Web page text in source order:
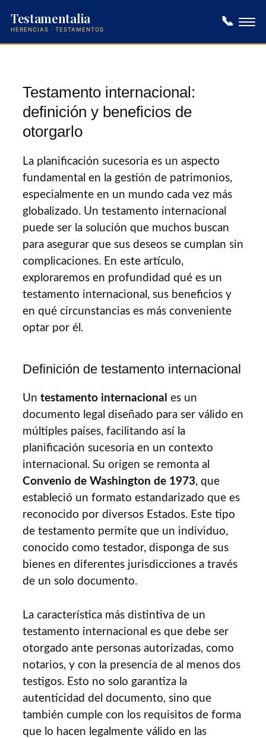
Testamentalia
HERENCIAS · TESTAMENTOS
📞
contenido
Testamento internacional:
definición y beneficios de
otorgarlo
La planificación sucesoria es un aspecto
fundamental en la gestión de patrimonios,
especialmente en un mundo cada vez más
globalizado. Un testamento internacional
puede ser la solución que muchos buscan
para asegurar que sus deseos se cumplan sin
complicaciones. En este artículo,
exploraremos en profundidad qué es un
testamento internacional, sus beneficios y
en qué circunstancias es más conveniente
optar por él.
Definición de testamento internacional
Un testamento internacional es un
documento legal diseñado para ser válido en
múltiples países, facilitando así la
planificación sucesoria en un contexto
internacional. Su origen se remonta al
Convenio de Washington de 1973, que
estableció un formato estandarizado que es
reconocido por diversos Estados. Este tipo
de testamento permite que un individuo,
conocido como testador, disponga de sus
bienes en diferentes jurisdicciones a través
de un solo documento.
La característica más distintiva de un
testamento internacional es que debe ser
otorgado ante personas autorizadas, como
notarios, y con la presencia de al menos dos
testigos. Esto no solo garantiza la
autenticidad del documento, sino que
también cumple con los requisitos de forma
que lo hacen legalmente válido en las